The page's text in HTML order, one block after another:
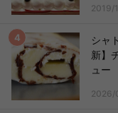
2019/
シャ
新】
ュー
2026/